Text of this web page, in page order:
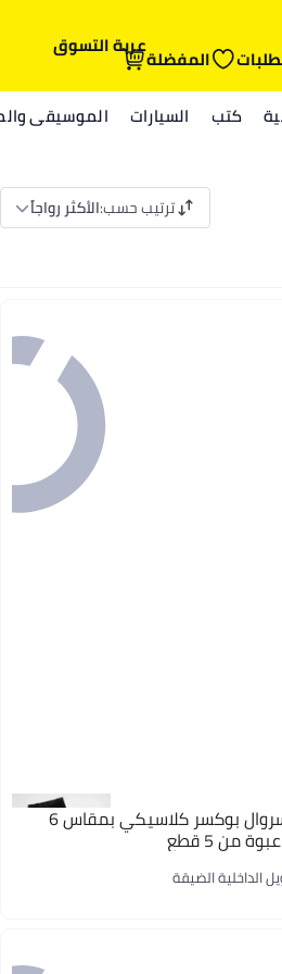
المفضلةعربة التسوق
كتب السيارات الموسيقى
ترتيب حسب:الأكثر رواجاً
امريكان ايجل سروال بوكسر كلاسيكي بمقاس 6
من 5 قطع